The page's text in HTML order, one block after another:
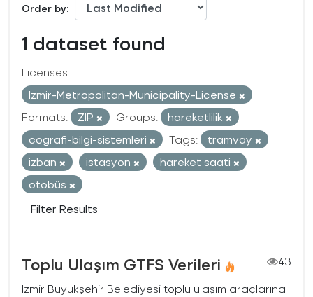
Order by
1 dataset found
Licenses:
Izmir-Metropolitan-Municipality-License
Formats:
ZIP Groups:
hareketlilik
cografi-bilgi-sistemleri
Tags:
tramvay
izban
istasyon
hareket saati
otobüs
Filter Results
Toplu Ulaşım GTFS Verileri
43
İzmir Büyükşehir Belediyesi toplu ulaşım araçlarına